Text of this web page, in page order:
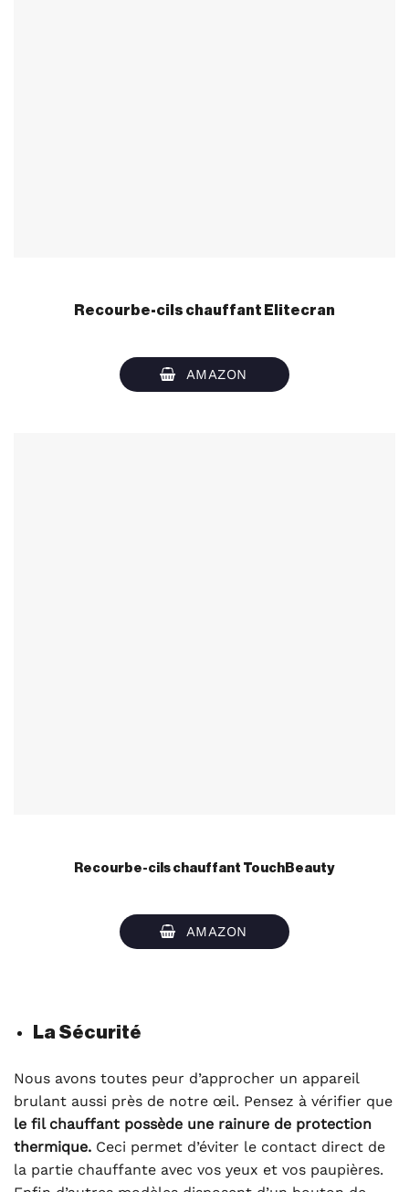
Recourbe-cils chauffant Elitecran
AMAZON
Recourbe-cils chauffant TouchBeauty
AMAZON
La Sécurité
Nous avons toutes peur d’approcher un appareil
brulant aussi près de notre œil. Pensez à vérifier que
le fil chauffant possède une rainure de protection
thermique. Ceci permet d’éviter le contact direct de
la partie chauffante avec vos yeux et vos paupières.